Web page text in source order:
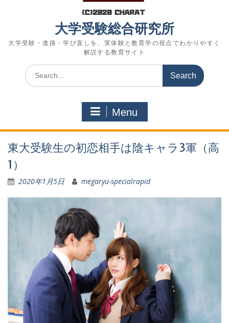
大学受験総合研究所
大学受験・進路・学び直しを、実体験と教育学の視点でわかりやすく
解説する教育サイト
Search
for:
Menu
東大受験生の初恋相手は陰キャラ3軍（高
1）
2020年1月5日 megaryu-specialrapid